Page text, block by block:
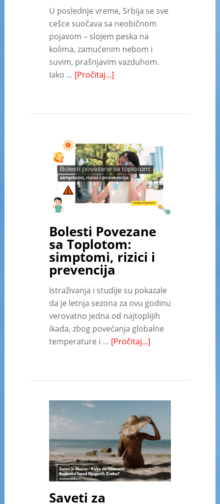
U poslednje vreme, Srbija se sve
cešce suočava sa neobičnom
pojavom – slojem peska na
kolima, zamućenim nebom i
suvim, prašnjavim vazduhom.
Iako … [Pročitaj...]
Bolesti Povezane
sa Toplotom:
simptomi, rizici i
prevencija
Istraživanja i studije su pokazale
da je letnja sezona za ovu godinu
verovatno jedna od najtoplijih
ikada, zbog povećanja globalne
temperature i … [Pročitaj...]
Saveti za